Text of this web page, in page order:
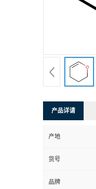
产品详请
产地
货号
品牌